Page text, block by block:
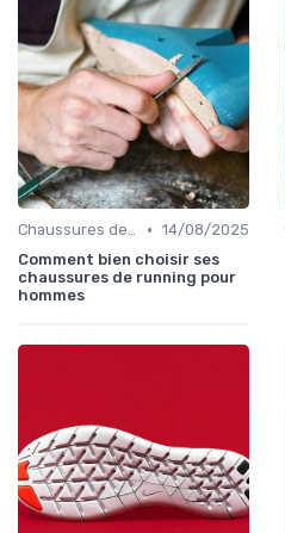
Chaussures de Sport • 14/08/2025
Comment bien choisir ses
chaussures de running pour
hommes